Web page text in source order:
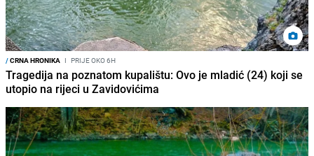
/CRNA HRONIKA I PRIJE OKO 6H
Tragedija na poznatom kupalištu: Ovo je mladić (24) koji se
utopio na rijeci u Zavidovićima